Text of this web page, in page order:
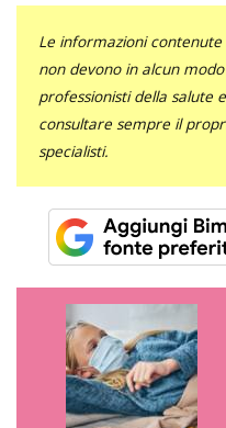
Le informazioni
non devono in alcun
professionisti della salute
consultare sempre il
specialisti.